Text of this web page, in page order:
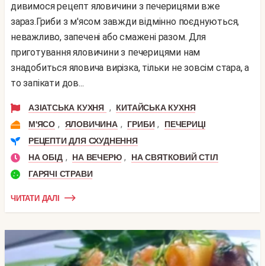
дивимося рецепт яловичини з печерицями вже
зараз.Гриби з м'ясом завжди відмінно поєднуються,
неважливо, запечені або смажені разом. Для
приготування яловичини з печерицями нам
знадобиться яловича вирізка, тільки не зовсім стара, а
то запікати дов...
АЗІАТСЬКА КУХНЯ ,
КИТАЙСЬКА КУХНЯ
М'ЯСО , ЯЛОВИЧИНА , ГРИБИ ,
ПЕЧЕРИЦІ
РЕЦЕПТИ ДЛЯ СХУДНЕННЯ
НА ОБІД , НА ВЕЧЕРЮ ,
НА СВЯТКОВИЙ СТІЛ
ГАРЯЧІ СТРАВИ
ЧИТАТИ ДАЛІ